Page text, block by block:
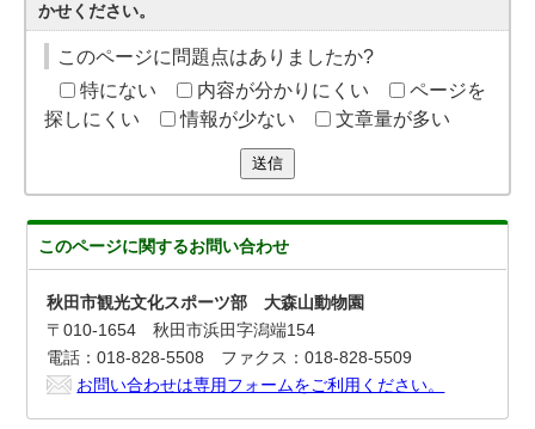
かせください。
このページに問題点はありましたか?
特にない
内容が分かりにくい
ページを
探しにくい
情報が少ない 文章量が多い
送信
このページに関するお問い合わせ
秋田市観光文化スポーツ部 大森山動物園
〒010-1654 秋田市浜田字潟端154
電話：018-828-5508 ファクス：018-828-5509
お問い合わせは専用フォームをご利用ください。